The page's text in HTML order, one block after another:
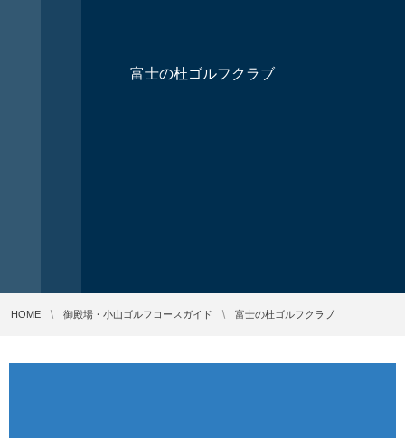
富士の杜ゴルフクラブ
HOME 御殿場・小山ゴルフコースガイド 富士の杜ゴルフクラブ